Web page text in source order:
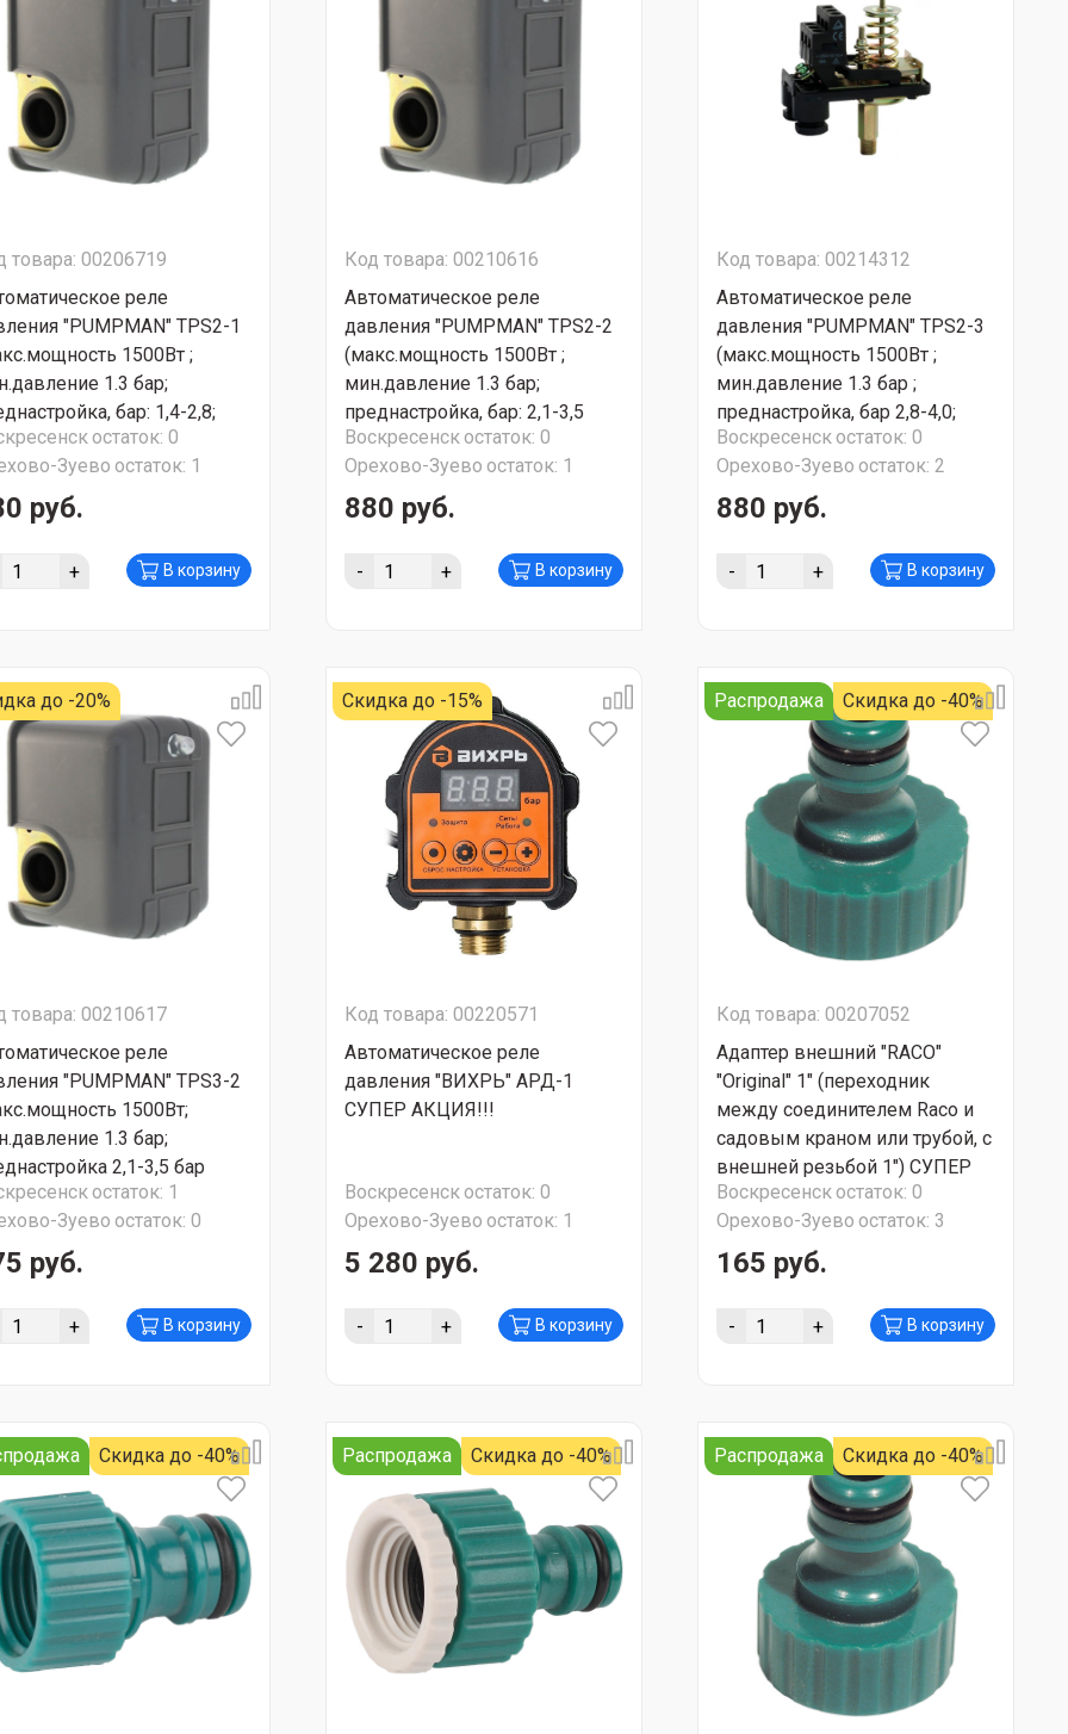
товара: 00206719
реле
"PUMPMAN" TPS2-1
1500Вт ;
1.3 бар;
бар: 1,4-2,8;
защиты IP44) СУПЕР
остаток: 0
Зуево остаток: 1
руб.
+ В корзину
Код товара: 00210616
Автоматическое реле
давления "PUMPMAN" TPS2-2
(макс.мощность 1500Вт ;
мин.давление 1.3 бар;
преднастройка, бар: 2,1-3,5
класс защиты IP44) СУПЕР
АКЦИЯ!!!
Воскресенскостаток: 0
Орехово-Зуево остаток: 1
880 руб.
- + В корзину
Код товара: 00214312
Автоматическое реле
давления "PUMPMAN" TPS2-3
(макс.мощность 1500Вт ;
мин.давление 1.3 бар ;
преднастройка, бар 2,8-4,0;
класс защиты IP44) СУПЕР
АКЦИЯ!!!
Воскресенскостаток: 0
Орехово-Зуево остаток: 2
880 руб.
- + В корзину
до -20%
товара: 00210617
реле
"PUMPMAN" TPS3-2
1500Вт;
1.3 бар;
2,1-3,5 бар
защиты IP44)
остаток: 1
Зуево остаток: 0
руб.
+ В корзину
Скидка до -15%
Код товара: 00220571
Автоматическое реле
давления "ВИХРЬ" АРД-1
СУПЕР АКЦИЯ!!!
Воскресенскостаток: 0
Орехово-Зуево остаток: 1
5 280 руб.
- + В корзину
Распродажа Скидка до -40%
Код товара: 00207052
Адаптер внешний "RACO"
"Original" 1" (переходник
между соединителем Raco и
садовым краном или трубой, с
внешней резьбой 1") СУПЕР
АКЦИЯ!!!
Воскресенскостаток: 0
Орехово-Зуево остаток: 3
165 руб.
- + В корзину
Скидка до -40% Распродажа Скидка до -40% Распродажа Скидка до -40%